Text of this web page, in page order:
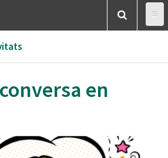
en